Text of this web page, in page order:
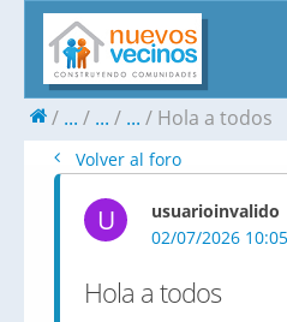
... ... ... Hola a todos
Volver al foro
U
usuarioinvalido
02/07/2026 10:05
Hola a todos